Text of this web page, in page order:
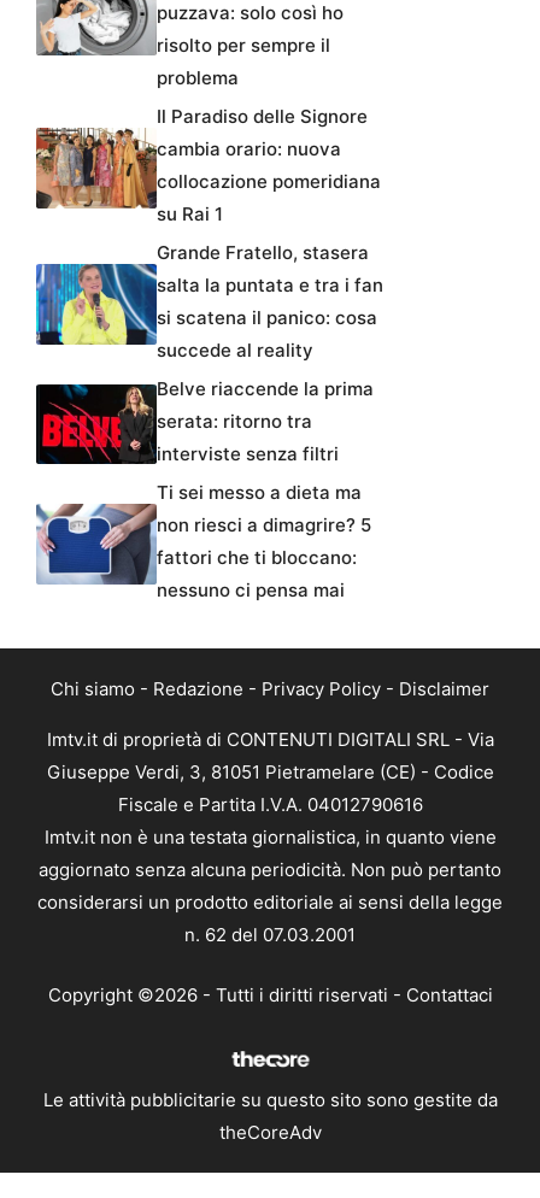
puzzava: solo così ho
risolto per sempre il
problema
Il Paradiso delle Signore
cambia orario: nuova
collocazione pomeridiana
su Rai 1
Grande Fratello, stasera
salta la puntata e tra i fan
si scatena il panico: cosa
succede al reality
Belve riaccende la prima
serata: ritorno tra
interviste senza filtri
Ti sei messo a dieta ma
non riesci a dimagrire? 5
fattori che ti bloccano:
nessuno ci pensa mai
Chi siamo - Redazione - Privacy Policy - Disclaimer
Imtv.it di proprietà di CONTENUTI DIGITALI SRL - Via
Giuseppe Verdi, 3, 81051 Pietramelare (CE) - Codice
Fiscale e Partita I.V.A. 04012790616
Imtv.it non è una testata giornalistica, in quanto viene
aggiornato senza alcuna periodicità. Non può pertanto
considerarsi un prodotto editoriale ai sensi della legge
n. 62 del 07.03.2001
Copyright ©2026 - Tutti i diritti riservati - Contattaci
Le attività pubblicitarie su questo sito sono gestite da
theCoreAdv